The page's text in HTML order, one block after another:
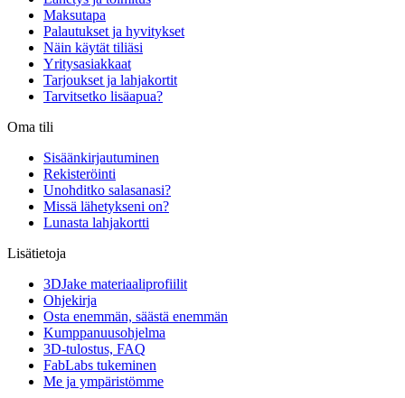
Maksutapa
Palautukset ja hyvitykset
Näin käytät tiliäsi
Yritysasiakkaat
Tarjoukset ja lahjakortit
Tarvitsetko lisäapua?
Oma tili
Sisäänkirjautuminen
Rekisteröinti
Unohditko salasanasi?
Missä lähetykseni on?
Lunasta lahjakortti
Lisätietoja
3DJake materiaaliprofiilit
Ohjekirja
Osta enemmän, säästä enemmän
Kumppanuusohjelma
3D-tulostus, FAQ
FabLabs tukeminen
Me ja ympäristömme